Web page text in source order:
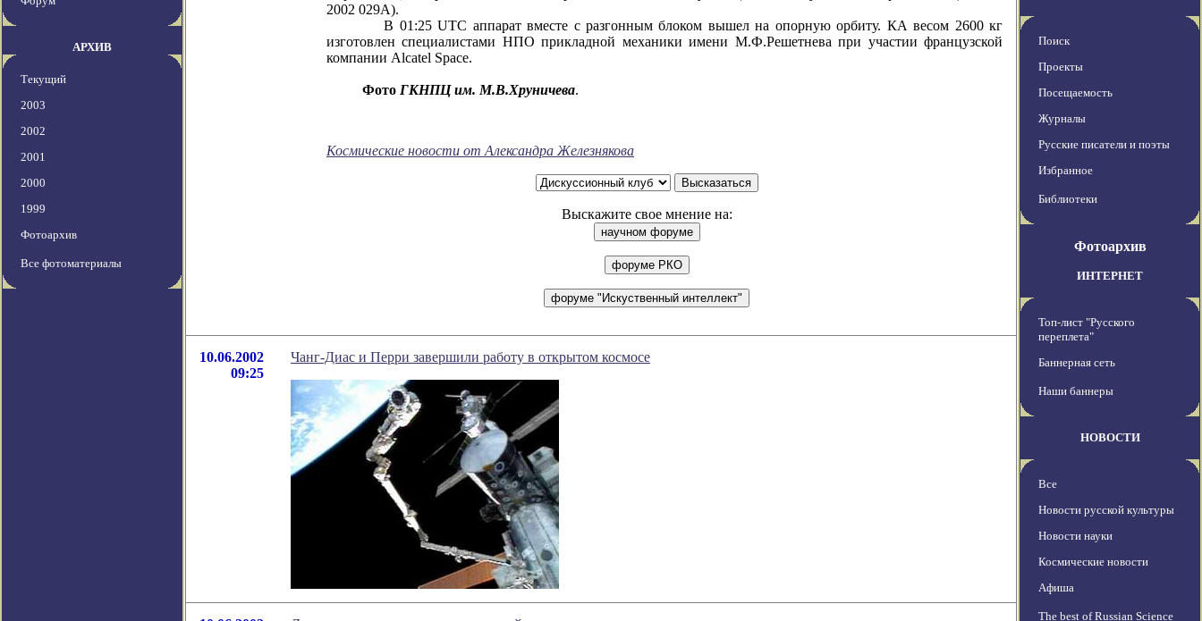
АРХИВ
Текущий
2003
2002
2001
2000
1999
Фотоархив
Все фотоматериалы
2002 029А).
В 01:25 UTC аппарат вместе с разгонным блоком вышел на опорную орбиту. КА весом 2600 кг
изготовлен специалистами НПО прикладной механики имени М.Ф.Решетнева при участии французской
компании Alcatel Space.
Фото ГКНПЦ им. М.В.Хруничева.
Космические новости от Александра Железнякова
Выскажите свое мнение на:
10.06.2002
09:25
Чанг-Диас и Перри завершили работу в открытом космосе
Поиск
Проекты
Посещаемость
Журналы
Русские писатели и поэты
Избранное
Библиотеки
Фотоархив
ИНТЕРНЕТ
Топ-лист "Русского
переплета"
Баннерная сеть
Наши баннеры
НОВОСТИ
Все
Новости русской культуры
Новости науки
Космические новости
Афиша
The best of Russian Science